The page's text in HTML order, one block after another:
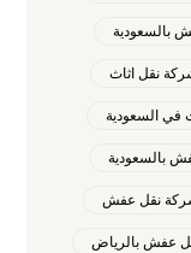
بالسعودية
نقل اثاث
في السعودية
بالسعودية
نقل عفش
عفش بالرياض